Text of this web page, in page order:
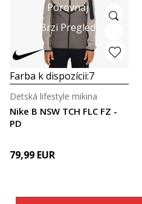
Porovnaj
Brzi Pregled
Farba k dispozícii:7
Nike B NSW TCH FLC FZ -
PD
Detská lifestyle mikina
79,99 EUR